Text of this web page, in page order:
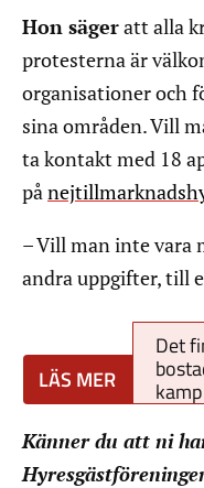
Hon sägeratt alla
protesterna är
organisationer och
sina områden. Vill
ta kontakt med 18
på
– Vill man inte vara
andra uppgifter, till
Det
kamp
Känner du att ni